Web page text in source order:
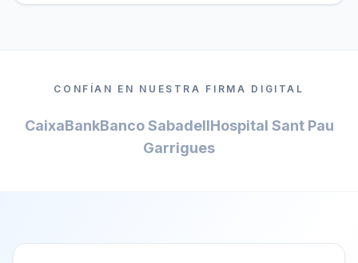
CONFÍAN EN NUESTRA FIRMA DIGITAL
CaixaBankBanco SabadellHospital Sant Pau
Garrigues